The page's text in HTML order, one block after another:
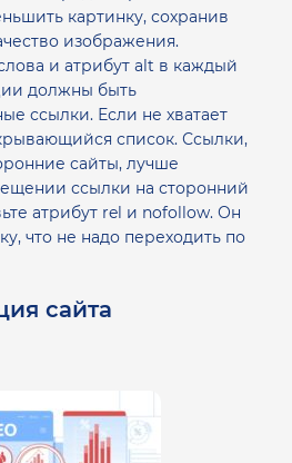
картинку, сохранив
изображения.
и атрибут alt в каждый
должны быть
ссылки. Если не хватает
список. Ссылки,
сайты, лучше
ссылки на сторонний
атрибут rel и nofollow. Он
что не надо переходить по
сайта